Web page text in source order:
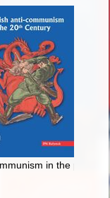
und Heraldik in
in the